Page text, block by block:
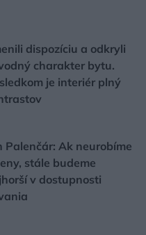
dispozíciu a odkryli
charakter bytu.
je interiér plný
Palenčár: Ak neurobíme
stále budeme
v dostupnosti